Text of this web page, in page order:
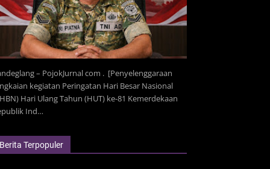
– PojokJurnal com . [Penyelenggaraan
kegiatan Peringatan Hari Besar Nasional
Hari Ulang Tahun (HUT) ke-81 Kemerdekaan
Ind…
Berita Terpopuler